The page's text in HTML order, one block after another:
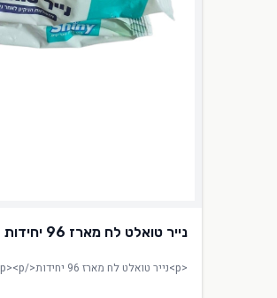
נייר טואלט לח מארז 96 יחידות
<p>נייר טואלט לח מארז 96 יחידות</p><p>לא נשטפים באסלה</p>